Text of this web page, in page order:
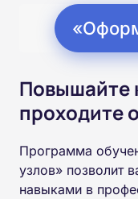
Повышайте
проходите
Программа
узлов» позволит
навыками в